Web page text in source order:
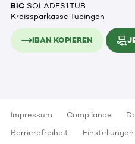
BIC SOLADES1TUB
Kreissparkasse Tübingen
IBAN KOPIEREN
Impressum Compliance
Barrierefreiheit